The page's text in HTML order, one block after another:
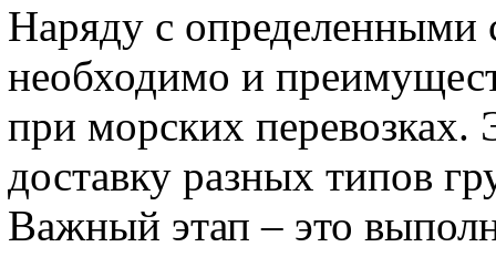
Наряду с определенными
необходимо и
при морских
доставку разных типов
Важный этап – это